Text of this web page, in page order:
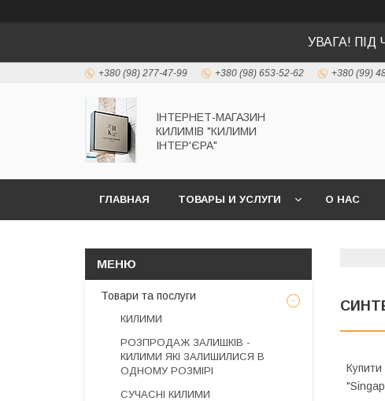
УВАГА! ПІД
+380 (98) 277-47-99 +380 (98) 653-52-62 +380 (99)
ІНТЕРНЕТ-МАГАЗИН
КИЛИМІВ "КИЛИМИ
ІНТЕР'ЄРА"
ГЛАВНАЯ ТОВАРЫ И УСЛУГИ О НАС
Купити
Товари та послуги
КИЛИМИ
РОЗПРОДАЖ ЗАЛИШКІВ -
КИЛИМИ ЯКІ ЗАЛИШИЛИСЯ В
ОДНОМУ РОЗМІРІ
СУЧАСНІ КИЛИМИ